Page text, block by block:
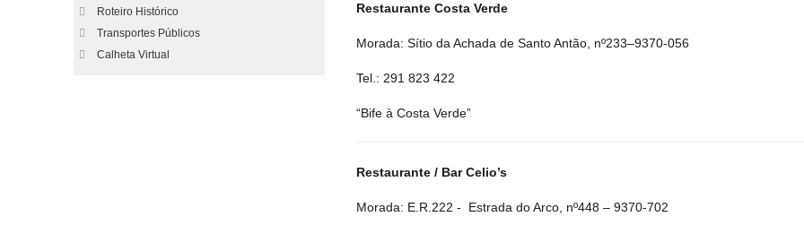
Restaurante Costa Verde
Morada: Sítio da Achada de Santo Antão, nº233–9370-056
Tel.: 291 823 422
“Bife à Costa Verde”
Restaurante / Bar Celio’s
Morada: E.R.222 - Estrada do Arco, nº448 – 9370-702
Roteiro Histórico
Transportes Públicos
Calheta Virtual